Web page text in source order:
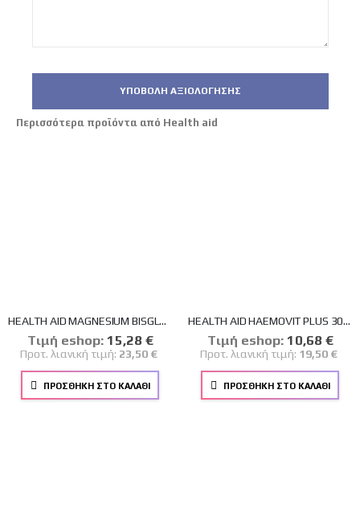
ΥΠΟΒΟΛΉ ΑΞΙΟΛΌΓΗΣΗΣ
Περισσότερα προϊόντα από Health aid
HEALTH AID MAGNESIUM BISGLYCINATE 375mg 60 TABLETS
Tιμή eshop: Ειδική
Τιμή
15,28 €
Προτ. λιανική τιμή: 23,50 €
ΠΡΟΣΘΉΚΗ ΣΤΟ ΚΑΛΆΘΙ
HEALTH AID HAEMOVIT PLUS 30CAPS
Tιμή eshop: Ειδική
Τιμή
10,68 €
Προτ. λιανική τιμή: 19,50 €
ΠΡΟΣΘΉΚΗ ΣΤΟ ΚΑΛΆΘΙ